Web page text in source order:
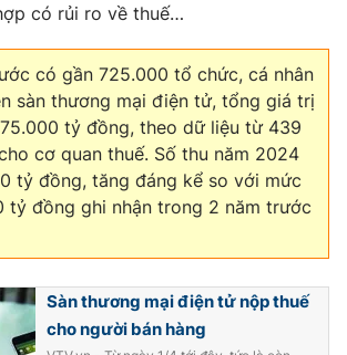
có rủi ro về thuế…
có gần 725.000 tổ chức, cá nhân
sàn thương mại điện tử, tổng giá trị
tỷ đồng, theo dữ liệu từ 439
cơ quan thuế. Số thu năm 2024
tỷ đồng, tăng đáng kể so với mức
tỷ đồng ghi nhận trong 2 năm trước
Sàn thương mại điện tử nộp thuế
cho người bán hàng